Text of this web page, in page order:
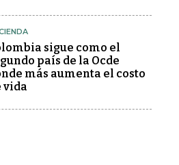
sigue como el
país de la Ocde
más aumenta el costo
vida